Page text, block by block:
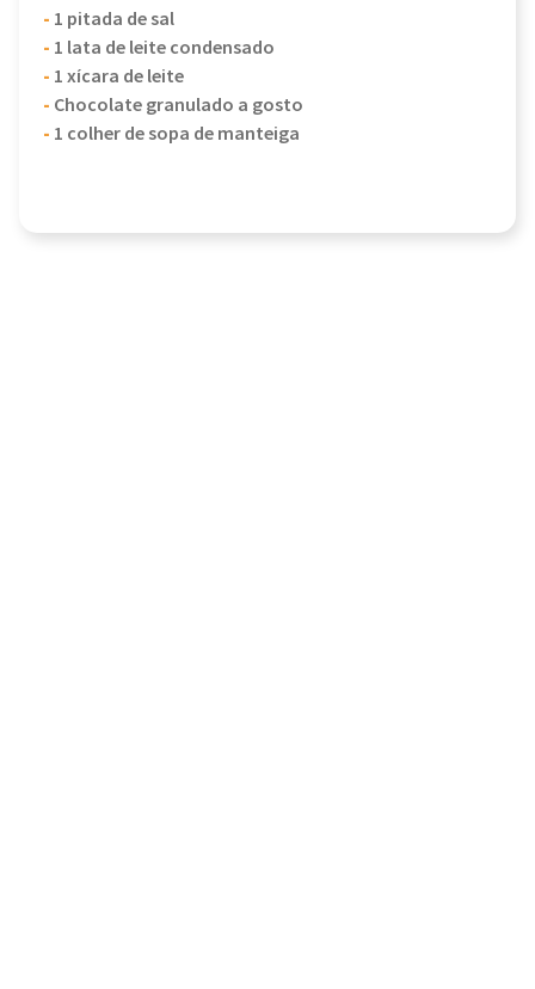
- 1 pitada de sal
- 1 lata de leite condensado
- 1 xícara de leite
- Chocolate granulado a gosto
- 1 colher de sopa de manteiga